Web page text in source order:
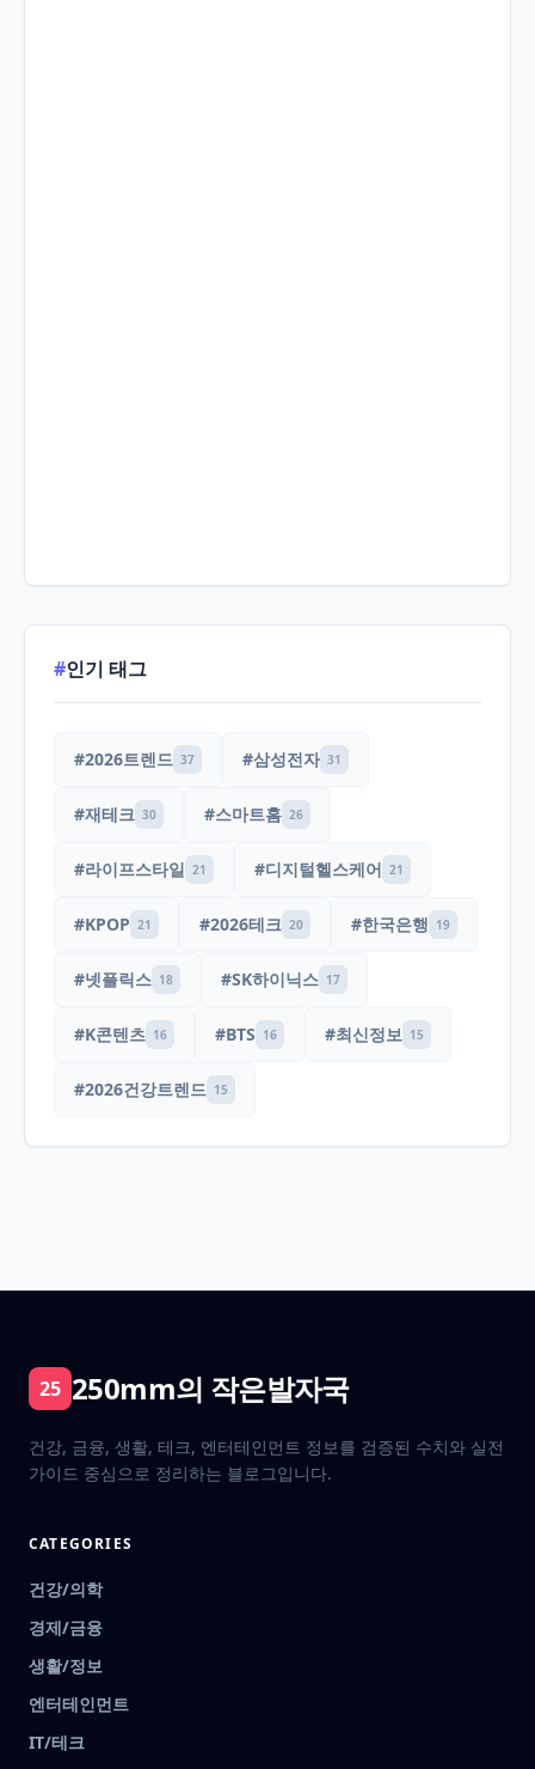
#인기 태그
#2026트렌드 37 #삼성전자 31
#재테크 30 #스마트홈 26
#라이프스타일 21 #디지털헬스케어 21
#KPOP 21 #2026테크 20 #한국은행 19
#넷플릭스 18 #SK하이닉스 17
#K콘텐츠 16 #BTS 16 #최신정보 15
#2026건강트렌드 15
25 250mm의 작은발자국
건강, 금융, 생활, 테크, 엔터테인먼트 정보를 검증된 수치와 실전
가이드 중심으로 정리하는 블로그입니다.
CATEGORIES
건강/의학
경제/금융
생활/정보
엔터테인먼트
IT/테크